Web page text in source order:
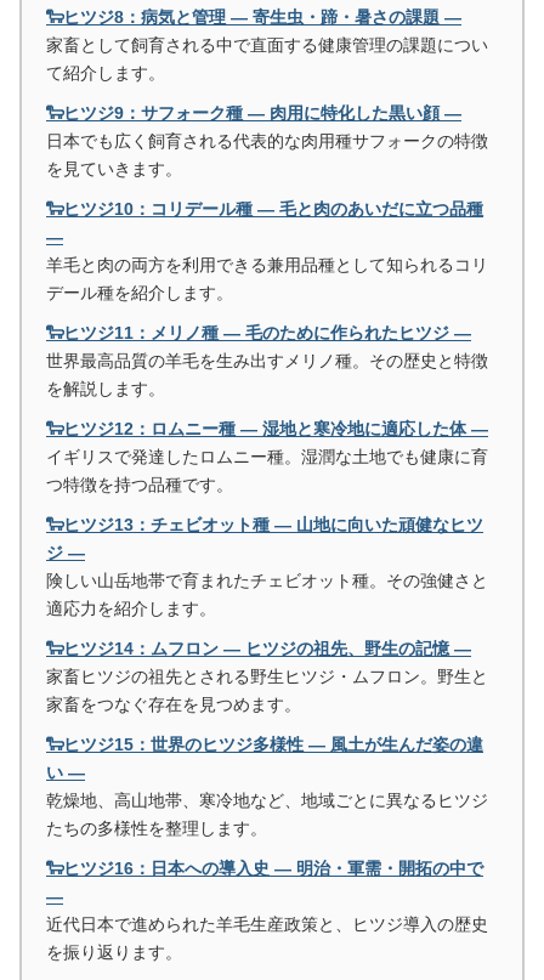
🐑ヒツジ8：病気と管理 ― 寄生虫・蹄・暑さの課題 ―
家畜として飼育される中で直面する健康管理の課題につい
て紹介します。
🐑ヒツジ9：サフォーク種 ― 肉用に特化した黒い顔 ―
日本でも広く飼育される代表的な肉用種サフォークの特徴
を見ていきます。
🐑ヒツジ10：コリデール種 ― 毛と肉のあいだに立つ品種
―
羊毛と肉の両方を利用できる兼用品種として知られるコリ
デール種を紹介します。
🐑ヒツジ11：メリノ種 ― 毛のために作られたヒツジ ―
世界最高品質の羊毛を生み出すメリノ種。その歴史と特徴
を解説します。
🐑ヒツジ12：ロムニー種 ― 湿地と寒冷地に適応した体 ―
イギリスで発達したロムニー種。湿潤な土地でも健康に育
つ特徴を持つ品種です。
🐑ヒツジ13：チェビオット種 ― 山地に向いた頑健なヒツ
ジ ―
険しい山岳地帯で育まれたチェビオット種。その強健さと
適応力を紹介します。
🐑ヒツジ14：ムフロン ― ヒツジの祖先、野生の記憶 ―
家畜ヒツジの祖先とされる野生ヒツジ・ムフロン。野生と
家畜をつなぐ存在を見つめます。
🐑ヒツジ15：世界のヒツジ多様性 ― 風土が生んだ姿の違
い ―
乾燥地、高山地帯、寒冷地など、地域ごとに異なるヒツジ
たちの多様性を整理します。
🐑ヒツジ16：日本への導入史 ― 明治・軍需・開拓の中で
―
近代日本で進められた羊毛生産政策と、ヒツジ導入の歴史
を振り返ります。